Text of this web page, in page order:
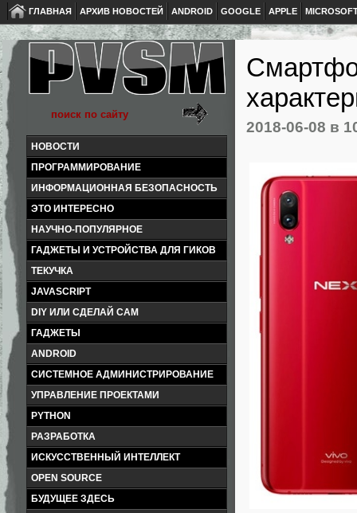
ГЛАВНАЯ АРХИВ НОВОСТЕЙ ANDROID GOOGLE APPLE
НОВОСТИ
ПРОГРАММИРОВАНИЕ
ИНФОРМАЦИОННАЯ БЕЗОПАСНОСТЬ
ЭТО ИНТЕРЕСНО
НАУЧНО-ПОПУЛЯРНОЕ
ГАДЖЕТЫ И УСТРОЙСТВА ДЛЯ ГИКОВ
ТЕКУЧКА
JAVASCRIPT
DIY ИЛИ СДЕЛАЙ САМ
ГАДЖЕТЫ
ANDROID
СИСТЕМНОЕ АДМИНИСТРИРОВАНИЕ
УПРАВЛЕНИЕ ПРОЕКТАМИ
PYTHON
РАЗРАБОТКА
ИСКУССТВЕННЫЙ ИНТЕЛЛЕКТ
OPEN SOURCE
БУДУЩЕЕ ЗДЕСЬ
2018-06-08 в